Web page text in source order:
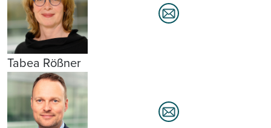
Tabea Rößner